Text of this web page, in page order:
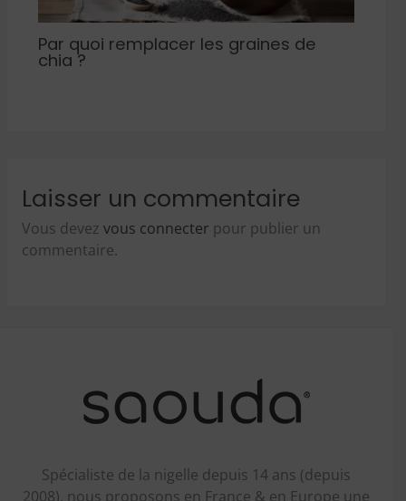
Par quoi remplacer les graines de
chia ?
Laisser un commentaire
Vous devez vous connecter pour publier un
commentaire.
Spécialiste de la nigelle depuis 14 ans (depuis
2008), nous proposons en France & en Europe une